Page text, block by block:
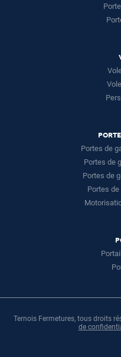
Portes de
Portes de
Portes de
Portes
Ternois Fermetures, tous droits
de